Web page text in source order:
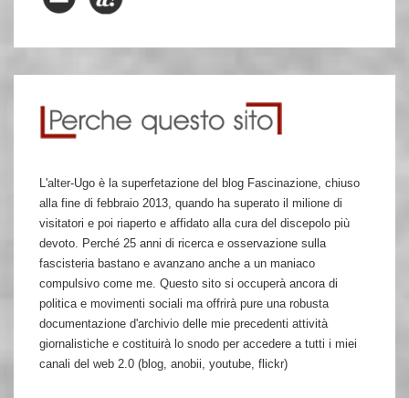
L'alter-Ugo è la superfetazione del blog Fascinazione, chiuso
alla fine di febbraio 2013, quando ha superato il milione di
visitatori e poi riaperto e affidato alla cura del discepolo più
devoto. Perché 25 anni di ricerca e osservazione sulla
fascisteria bastano e avanzano anche a un maniaco
compulsivo come me. Questo sito si occuperà ancora di
politica e movimenti sociali ma offrirà pure una robusta
documentazione d'archivio delle mie precedenti attività
giornalistiche e costituirà lo snodo per accedere a tutti i miei
canali del web 2.0 (blog, anobii, youtube, flickr)